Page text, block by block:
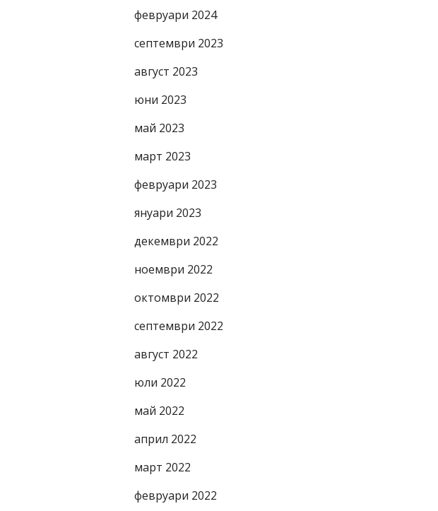
февруари 2024
септември 2023
август 2023
юни 2023
май 2023
март 2023
февруари 2023
януари 2023
декември 2022
ноември 2022
октомври 2022
септември 2022
август 2022
юли 2022
май 2022
април 2022
март 2022
февруари 2022